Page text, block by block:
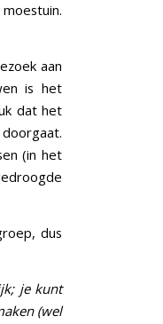
aan
is het
dat het
(in het
dus
je kunt
(wel